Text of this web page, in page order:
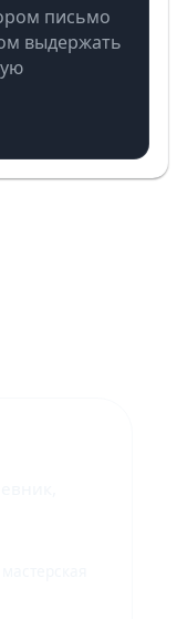
письмо
выдержать